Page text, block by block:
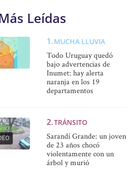
Leídas
MUCHA LLUVIA
Todo Uruguay quedó
bajo advertencias de
Inumet: hay alerta
naranja en los 19
departamentos
TRÁNSITO
Sarandí Grande: un joven
de 23 años chocó
violentamente con un
árbol y murió